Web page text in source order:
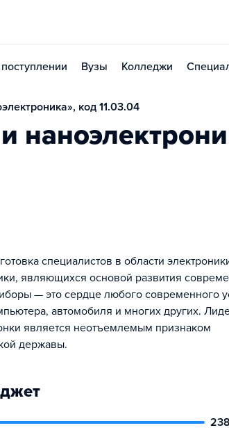
Вузы Колледжи
код 11.03.04
специалистов в области
являющихся основой развития
— это сердце любого современного
автомобиля и многих других.
является неотъемлемым признаком
державы.
238